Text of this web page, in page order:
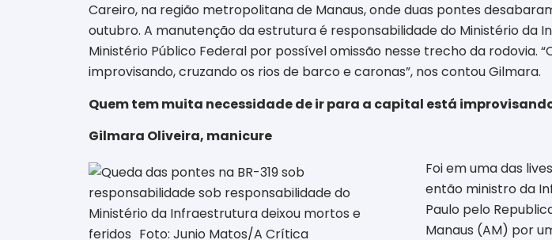
Careiro, na região metropolitana de Manaus, onde duas pontes
outubro. A manutenção da estrutura é responsabilidade do Ministério da
Ministério Público Federal por possível omissão nesse trecho da rodovia.
improvisando, cruzando os rios de barco e caronas”, nos contou Gilmara.
Quem tem muita necessidade de ir para a capital está
Gilmara Oliveira, manicure
Foi em uma das
então ministro da
Paulo pelo
Manaus (AM) por